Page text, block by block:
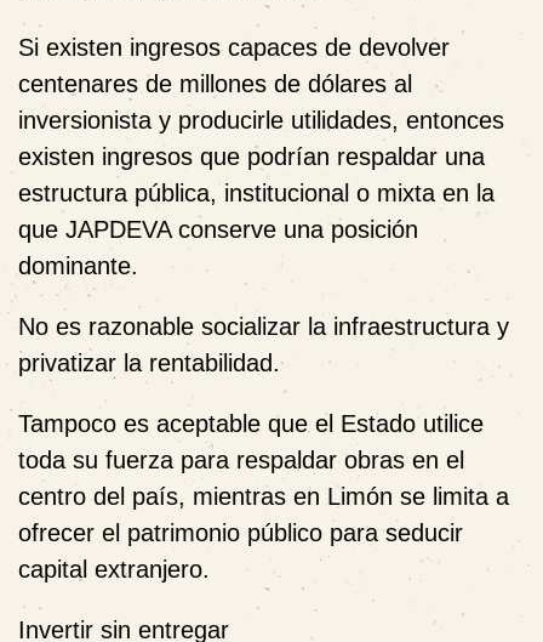
Si existen ingresos capaces de devolver
centenares de millones de dólares al
inversionista y producirle utilidades, entonces
existen ingresos que podrían respaldar una
estructura pública, institucional o mixta en la
que JAPDEVA conserve una posición
dominante.
No es razonable socializar la infraestructura y
privatizar la rentabilidad.
Tampoco es aceptable que el Estado utilice
toda su fuerza para respaldar obras en el
centro del país, mientras en Limón se limita a
ofrecer el patrimonio público para seducir
capital extranjero.
Invertir sin entregar